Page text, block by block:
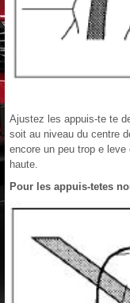
Ajustez les appuis-te te
soit au niveau du centre
encore un peu trop e
haute.
Pour les appuis-tetes